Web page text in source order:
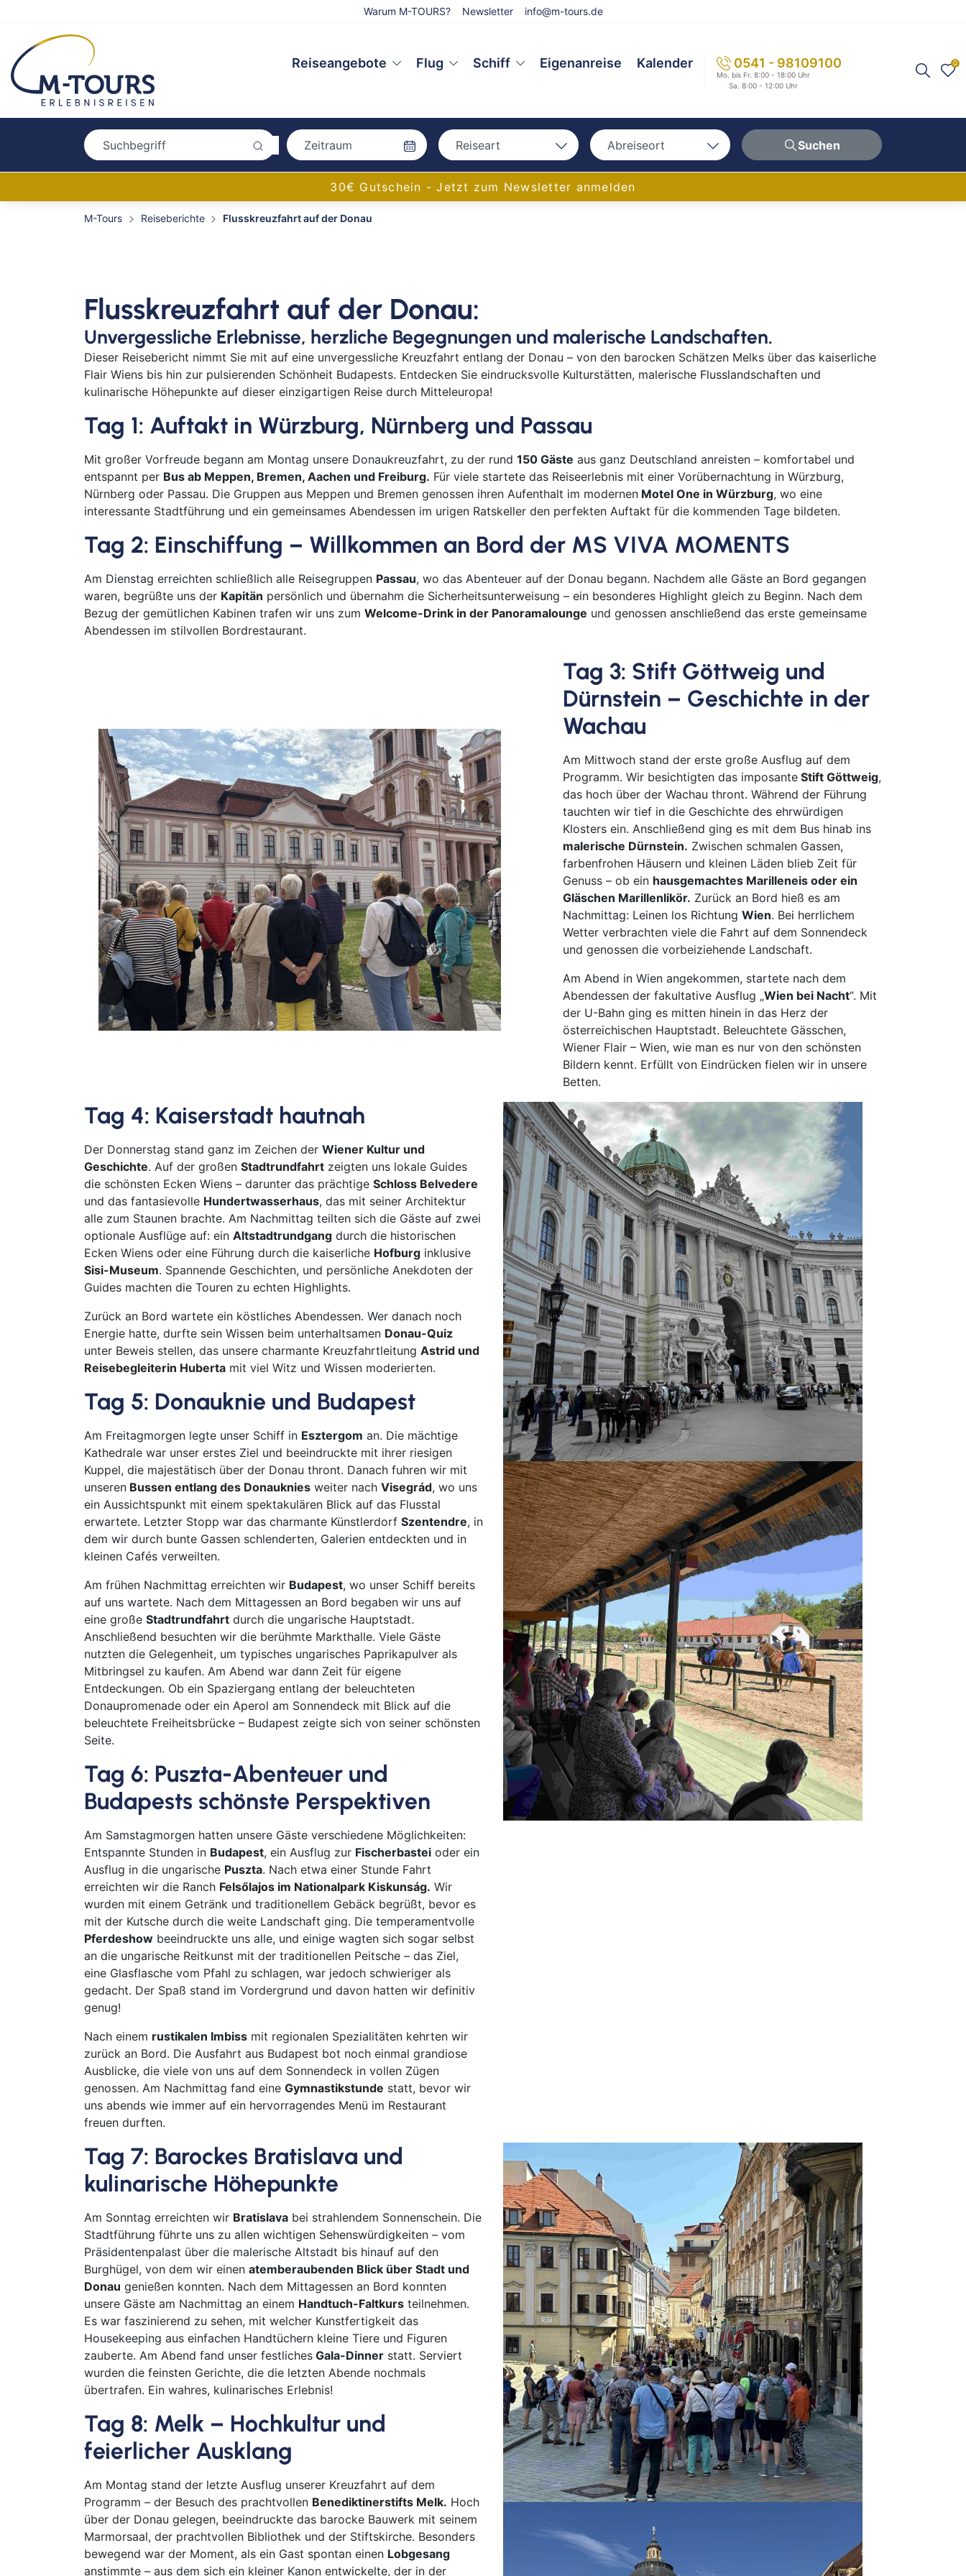
Warum M-TOURS? Newsletter info@m-tours.de
Reiseangebote Flug Schiff Eigenanreise Kalender 0541 - 98109100
Mo. bis Fr. 8:00 - 18:00 Uhr
Sa. 8:00 - 12:00 Uhr
0
Reiseart
Bus
Abreiseort
Bahn
Bayreuth
Berlin
Bitburg
Bremervörde
Burgpreppach
Coburg
Cottbus
Darmstadt
Delmenhorst
Düren
Freiburg
Ganderkesee
Hamm
Hausen
Herbolzheim
Hof
Ingolstadt
Jülich
Kassel
Kirchzarten
Kleve
Köln
Leverkusen
Lingen
Lörrach
Lüneburg
Mainz
Meppen
Minden
Müllheim
Nabburg
Osnabrück
Osterholz-Scharmbeck
Regensburg
Remscheid
Saarbrücken
Saarlouis
Schwandorf
Schweich
Schweinfurt
Schweitenkirchen
Senftenberg
Siegenburg
Soest
Solingen
Spremberg
Suhl
Titisee-Neustadt
Trier
Weiden
Werneck
Wetzlar
Wiesbaden
Wittlich
Flug
Ab Amsterdam
Ab Basel
Ab Berlin
Ab Bremen
Ab Düsseldorf
Ab Frankfurt
Ab Hamburg
Ab Hannover
Ab Köln/Bonn
Ab München
Suchen
30€ Gutschein - Jetzt zum Newsletter anmelden
M-Tours Reiseberichte Flusskreuzfahrt auf der Donau
Flusskreuzfahrt auf der Donau:
Unvergessliche Erlebnisse, herzliche Begegnungen und malerische Landschaften.
Dieser Reisebericht nimmt Sie mit auf eine unvergessliche Kreuzfahrt entlang der Donau – von den barocken Schätzen Melks über das kaiserliche
Flair Wiens bis hin zur pulsierenden Schönheit Budapests. Entdecken Sie eindrucksvolle Kulturstätten, malerische Flusslandschaften und
kulinarische Höhepunkte auf dieser einzigartigen Reise durch Mitteleuropa!
Tag 1: Auftakt in Würzburg, Nürnberg und Passau
Mit großer Vorfreude begann am Montag unsere Donaukreuzfahrt, zu der rund 150 Gäste aus ganz Deutschland anreisten – komfortabel und
entspannt per Bus ab Meppen, Bremen, Aachen und Freiburg. Für viele startete das Reiseerlebnis mit einer Vorübernachtung in Würzburg,
Nürnberg oder Passau. Die Gruppen aus Meppen und Bremen genossen ihren Aufenthalt im modernen Motel One in Würzburg, wo eine
interessante Stadtführung und ein gemeinsames Abendessen im urigen Ratskeller den perfekten Auftakt für die kommenden Tage bildeten.
Tag 2: Einschiffung – Willkommen an Bord der MS VIVA MOMENTS
Am Dienstag erreichten schließlich alle Reisegruppen Passau, wo das Abenteuer auf der Donau begann. Nachdem alle Gäste an Bord gegangen
waren, begrüßte uns der Kapitän persönlich und übernahm die Sicherheitsunterweisung – ein besonderes Highlight gleich zu Beginn. Nach dem
Bezug der gemütlichen Kabinen trafen wir uns zum Welcome-Drink in der Panoramalounge und genossen anschließend das erste gemeinsame
Abendessen im stilvollen Bordrestaurant.
Tag 3: Stift Göttweig und
Dürnstein – Geschichte in der
Wachau
Am Mittwoch stand der erste große Ausflug auf dem
Programm. Wir besichtigten das imposante Stift Göttweig,
das hoch über der Wachau thront. Während der Führung
tauchten wir tief in die Geschichte des ehrwürdigen
Klosters ein. Anschließend ging es mit dem Bus hinab ins
malerische Dürnstein. Zwischen schmalen Gassen,
farbenfrohen Häusern und kleinen Läden blieb Zeit für
Genuss – ob ein hausgemachtes Marilleneis oder ein
Gläschen Marillenlikör. Zurück an Bord hieß es am
Nachmittag: Leinen los Richtung Wien. Bei herrlichem
Wetter verbrachten viele die Fahrt auf dem Sonnendeck
und genossen die vorbeiziehende Landschaft.
Am Abend in Wien angekommen, startete nach dem
Abendessen der fakultative Ausflug „Wien bei Nacht“. Mit
der U-Bahn ging es mitten hinein in das Herz der
österreichischen Hauptstadt. Beleuchtete Gässchen,
Wiener Flair – Wien, wie man es nur von den schönsten
Bildern kennt. Erfüllt von Eindrücken fielen wir in unsere
Betten.
Tag 4: Kaiserstadt hautnah
Der Donnerstag stand ganz im Zeichen der Wiener Kultur und
Geschichte. Auf der großen Stadtrundfahrt zeigten uns lokale Guides
die schönsten Ecken Wiens – darunter das prächtige Schloss Belvedere
und das fantasievolle Hundertwasserhaus, das mit seiner Architektur
alle zum Staunen brachte. Am Nachmittag teilten sich die Gäste auf zwei
optionale Ausflüge auf: ein Altstadtrundgang durch die historischen
Ecken Wiens oder eine Führung durch die kaiserliche Hofburg inklusive
Sisi-Museum. Spannende Geschichten, und persönliche Anekdoten der
Guides machten die Touren zu echten Highlights.
Zurück an Bord wartete ein köstliches Abendessen. Wer danach noch
Energie hatte, durfte sein Wissen beim unterhaltsamen Donau-Quiz
unter Beweis stellen, das unsere charmante Kreuzfahrtleitung Astrid und
Reisebegleiterin Huberta mit viel Witz und Wissen moderierten.
Tag 5: Donauknie und Budapest
Am Freitagmorgen legte unser Schiff in Esztergom an. Die mächtige
Kathedrale war unser erstes Ziel und beeindruckte mit ihrer riesigen
Kuppel, die majestätisch über der Donau thront. Danach fuhren wir mit
unseren Bussen entlang des Donauknies weiter nach Visegrád, wo uns
ein Aussichtspunkt mit einem spektakulären Blick auf das Flusstal
erwartete. Letzter Stopp war das charmante Künstlerdorf Szentendre, in
dem wir durch bunte Gassen schlenderten, Galerien entdeckten und in
kleinen Cafés verweilten.
Am frühen Nachmittag erreichten wir Budapest, wo unser Schiff bereits
auf uns wartete. Nach dem Mittagessen an Bord begaben wir uns auf
eine große Stadtrundfahrt durch die ungarische Hauptstadt.
Anschließend besuchten wir die berühmte Markthalle. Viele Gäste
nutzten die Gelegenheit, um typisches ungarisches Paprikapulver als
Mitbringsel zu kaufen. Am Abend war dann Zeit für eigene
Entdeckungen. Ob ein Spaziergang entlang der beleuchteten
Donaupromenade oder ein Aperol am Sonnendeck mit Blick auf die
beleuchtete Freiheitsbrücke – Budapest zeigte sich von seiner schönsten
Seite.
Tag 6: Puszta-Abenteuer und
Budapests schönste Perspektiven
Am Samstagmorgen hatten unsere Gäste verschiedene Möglichkeiten:
Entspannte Stunden in Budapest, ein Ausflug zur Fischerbastei oder ein
Ausflug in die ungarische Puszta. Nach etwa einer Stunde Fahrt
erreichten wir die Ranch Felsőlajos im Nationalpark Kiskunság. Wir
wurden mit einem Getränk und traditionellem Gebäck begrüßt, bevor es
mit der Kutsche durch die weite Landschaft ging. Die temperamentvolle
Pferdeshow beeindruckte uns alle, und einige wagten sich sogar selbst
an die ungarische Reitkunst mit der traditionellen Peitsche – das Ziel,
eine Glasflasche vom Pfahl zu schlagen, war jedoch schwieriger als
gedacht. Der Spaß stand im Vordergrund und davon hatten wir definitiv
genug!
Nach einem rustikalen Imbiss mit regionalen Spezialitäten kehrten wir
zurück an Bord. Die Ausfahrt aus Budapest bot noch einmal grandiose
Ausblicke, die viele von uns auf dem Sonnendeck in vollen Zügen
genossen. Am Nachmittag fand eine Gymnastikstunde statt, bevor wir
uns abends wie immer auf ein hervorragendes Menü im Restaurant
freuen durften.
Tag 7: Barockes Bratislava und
kulinarische Höhepunkte
Am Sonntag erreichten wir Bratislava bei strahlendem Sonnenschein. Die
Stadtführung führte uns zu allen wichtigen Sehenswürdigkeiten – vom
Präsidentenpalast über die malerische Altstadt bis hinauf auf den
Burghügel, von dem wir einen atemberaubenden Blick über Stadt und
Donau genießen konnten. Nach dem Mittagessen an Bord konnten
unsere Gäste am Nachmittag an einem Handtuch-Faltkurs teilnehmen.
Es war faszinierend zu sehen, mit welcher Kunstfertigkeit das
Housekeeping aus einfachen Handtüchern kleine Tiere und Figuren
zauberte. Am Abend fand unser festliches Gala-Dinner statt. Serviert
wurden die feinsten Gerichte, die die letzten Abende nochmals
übertrafen. Ein wahres, kulinarisches Erlebnis!
Tag 8: Melk – Hochkultur und
feierlicher Ausklang
Am Montag stand der letzte Ausflug unserer Kreuzfahrt auf dem
Programm – der Besuch des prachtvollen Benediktinerstifts Melk. Hoch
über der Donau gelegen, beeindruckte das barocke Bauwerk mit seinem
Marmorsaal, der prachtvollen Bibliothek und der Stiftskirche. Besonders
bewegend war der Moment, als ein Gast spontan einen Lobgesang
anstimmte – aus dem sich ein kleiner Kanon entwickelte, der in der